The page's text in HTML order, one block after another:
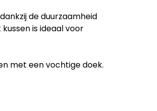
de duurzaamheid
is ideaal voor
met een vochtige doek.